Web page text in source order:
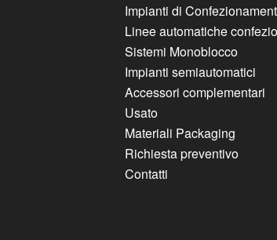
Impianti di
Linee automatiche
Sistemi Monoblocco
Impianti semiautomatici
Accessori complementari
Usato
Materiali Packaging
Richiesta preventivo
Contatti